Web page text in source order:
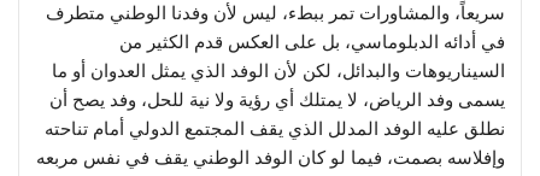
سريعاً، والمشاورات تمر ببطء، ليس لأن وفدنا الوطني متطرف
في أدائه الدبلوماسي، بل على العكس قدم الكثير من
السيناريوهات والبدائل، لكن لأن الوفد الذي يمثل العدوان أو ما
يسمى وفد الرياض، لا يمتلك أي رؤية ولا نية للحل، وفد يصح أن
نطلق عليه الوفد المدلل الذي يقف المجتمع الدولي أمام تناحته
وإفلاسه بصمت، فيما لو كان الوفد الوطني يقف في نفس مربعه